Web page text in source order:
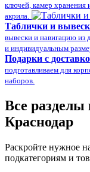
ключей, камер хранения
акрила.
Таблички и
вывески и навигацию из
и индивидуальным
Подарки с
подготавливаем для
наборов.
Все разделы
Краснодар
Раскройте нужное
подкатегориям и